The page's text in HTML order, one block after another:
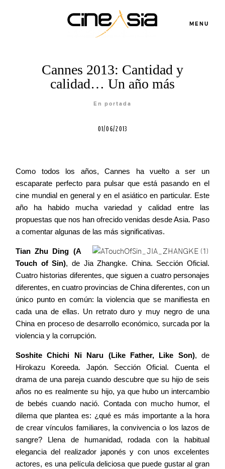
MENU
Cannes 2013: Cantidad y
calidad… Un año más
En portada
01/06/2013
Como todos los años, Cannes ha vuelto a ser un
escaparate perfecto para pulsar que está pasando en el
cine mundial en general y en el asiático en particular. Este
año ha habido mucha variedad y calidad entre las
propuestas que nos han ofrecido venidas desde Asia. Paso
a comentar algunas de las más significativas.
Tian Zhu Ding (A
Touch of Sin), de Jia Zhangke. China. Sección Oficial.
Cuatro historias diferentes, que siguen a cuatro personajes
diferentes, en cuatro provincias de China diferentes, con un
único punto en común: la violencia que se manifiesta en
cada una de ellas. Un retrato duro y muy negro de una
China en proceso de desarrollo económico, surcada por la
violencia y la corrupción.
Soshite Chichi Ni Naru (Like Father, Like Son), de
Hirokazu Koreeda. Japón. Sección Oficial. Cuenta el
drama de una pareja cuando descubre que su hijo de seis
años no es realmente su hijo, ya que hubo un intercambio
de bebés cuando nació. Contada con mucho humor, el
dilema que plantea es: ¿qué es más importante a la hora
de crear vínculos familiares, la convivencia o los lazos de
sangre? Llena de humanidad, rodada con la habitual
elegancia del realizador japonés y con unos excelentes
actores, es una película deliciosa que puede gustar al gran
Blog
Agenda
Contacto
©2026 COPYRIGHT FLOTHEMES